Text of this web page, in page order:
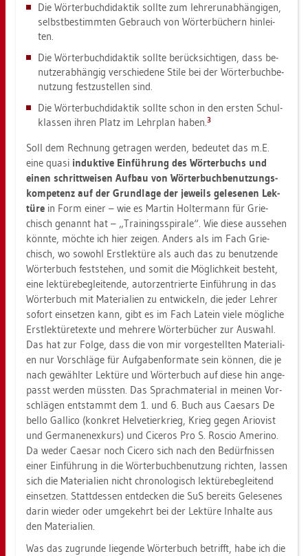
Die Wör­ter­buch­di­dak­tik soll­te zum leh­rer­un­ab­hän­gi­gen,
selbst­be­stimm­ten Ge­brauch von Wör­ter­bü­chern hin­lei­
ten.
Die Wör­ter­buch­di­dak­tik soll­te be­rück­sich­ti­gen, dass be­
nut­zer­ab­hän­gig ver­schie­de­ne Stile bei der Wör­ter­buch­be­
nut­zung fest­zu­stel­len sind.
Die Wör­ter­buch­di­dak­tik soll­te schon in den ers­ten Schul­
klas­sen ihren Platz im Lehr­plan haben.3
Soll dem Rech­nung ge­tra­gen wer­den, be­deu­tet das m.E.
eine quasi in­duk­ti­ve Ein­füh­rung des Wör­ter­buchs und
einen schritt­wei­sen Auf­bau von Wör­ter­buch­be­nut­zungs­
kom­pe­tenz auf der Grund­la­ge der je­weils ge­le­se­nen Lek­
tü­re in Form einer – wie es Mar­tin Hol­ter­mann für Grie­
chisch ge­nannt hat – „Trai­nings­spi­ra­le“. Wie diese aus­se­hen
könn­te, möch­te ich hier zei­gen. An­ders als im Fach Grie­
chisch, wo so­wohl Erst­lek­tü­re als auch das zu be­nut­zen­de
Wör­ter­buch fest­ste­hen, und somit die Mög­lich­keit be­steht,
eine lek­tü­re­be­glei­ten­de, au­tor­zen­trier­te Ein­füh­rung in das
Wör­ter­buch mit Ma­te­ria­li­en zu ent­wi­ckeln, die jeder Leh­rer
so­fort ein­set­zen kann, gibt es im Fach La­tein viele mög­li­che
Erst­lek­tü­re­tex­te und meh­re­re Wör­ter­bü­cher zur Aus­wahl.
Das hat zur Folge, dass die von mir vor­ge­stell­ten Ma­te­ria­li­
en nur Vor­schlä­ge für Auf­ga­ben­for­ma­te sein kön­nen, die je
nach ge­wähl­ter Lek­tü­re und Wör­ter­buch auf diese hin an­ge­
passt wer­den müss­ten. Das Sprach­ma­te­ri­al in mei­nen Vor­
schlä­gen ent­stammt dem 1. und 6. Buch aus Cae­sars De
bello Gal­li­co (kon­kret Hel­ve­tier­krieg, Krieg gegen Ario­vist
und Ger­ma­nen­ex­kurs) und Ci­ce­ros Pro S. Ro­scio Ame­ri­no.
Da weder Cae­sar noch Ci­ce­ro sich nach den Be­dürf­nis­sen
einer Ein­füh­rung in die Wör­ter­buch­be­nut­zung rich­ten, las­sen
sich die Ma­te­ria­li­en nicht chro­no­lo­gisch lek­tü­re­be­glei­tend
ein­set­zen. Statt­des­sen ent­de­cken die SuS be­reits Ge­le­se­nes
darin wie­der oder um­ge­kehrt bei der Lek­tü­re In­hal­te aus
den Ma­te­ria­li­en.
Was das zu­grun­de lie­gen­de Wör­ter­buch be­trifft, habe ich die